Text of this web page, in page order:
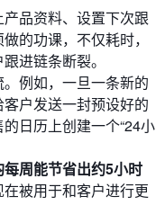
品资料、设置下次跟
的功课，不仅耗时，
进链条断裂。
例如，一旦一条新的
户发送一封预设好的
日历上创建一个“24小
周能节省出约5小时
被用于和客户进行更